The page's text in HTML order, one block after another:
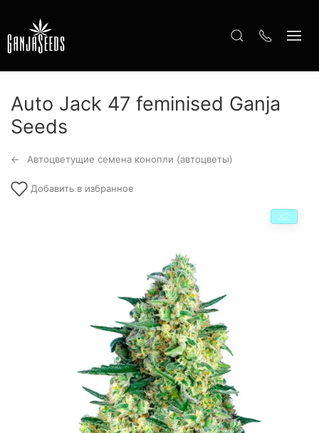
Auto Jack 47 feminised Ganja
Seeds
Автоцветущие семена конопли (автоцветы)
Добавить в избранное
Х2